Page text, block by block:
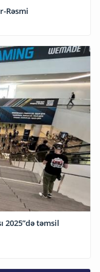
xəstəlikdir-Rəsmi
2025”də təmsil